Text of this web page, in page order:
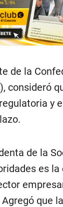
de la
consideró
y
de la
es
que